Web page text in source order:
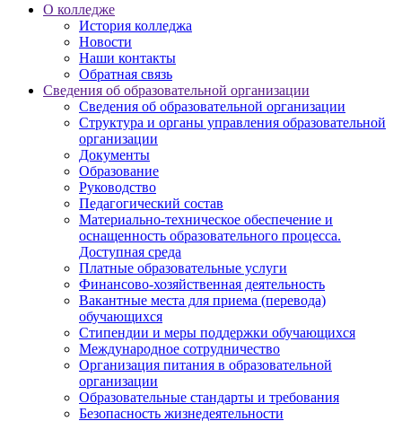
О колледже
История колледжа
Новости
Наши контакты
Обратная связь
Сведения об образовательной организации
Сведения об образовательной организации
Структура и органы управления образовательной
организации
Документы
Образование
Руководство
Педагогический состав
Материально-техническое обеспечение и
оснащенность образовательного процесса.
Доступная среда
Платные образовательные услуги
Финансово-хозяйственная деятельность
Вакантные места для приема (перевода)
обучающихся
Стипендии и меры поддержки обучающихся
Международное сотрудничество
Организация питания в образовательной
организации
Образовательные стандарты и требования
Безопасность жизнедеятельности